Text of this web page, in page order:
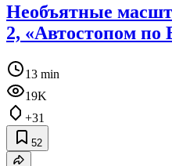
Необъятные
2, «Автостопом по
13 min
19K
+31
52